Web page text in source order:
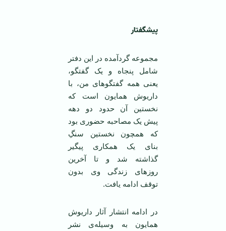
پیشگفتار
مجموعه گردآمده در این دفتر
شامل پنجاه و یک گفتگو،
یعنی همه گفتگوهای من، با
داریوش همایون است که
نخستین آن حدود دو دهه
پیش یک مصاحبه حضوری بود
که همچون نخستین سنگِ
بنای یک همکاری پیگیر
گذاشته شد و تا آخرین
روزهای زندگی وی بدون
توقف ادامه یافت.
در ادامه انتشار آثار داریوش
همایون به وسیله‌ی نشر